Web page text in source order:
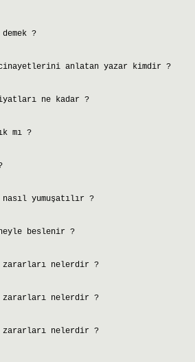
?
anlatan yazar kimdir ?
ne kadar ?
mı ?
yumuşatılır ?
beslenir ?
zararları nelerdir ?
zararları nelerdir ?
zararları nelerdir ?